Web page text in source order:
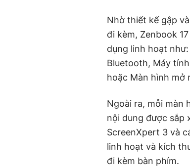
Nhờ thiết kế gập
đi kèm, Zenbook
dụng linh hoạt
Bluetooth, Máy
hoặc Màn hình mở
Ngoài ra, mỗi màn
nội dung được sắp
ScreenXpert 3 và
linh hoạt và kích
đi kèm bàn phím.